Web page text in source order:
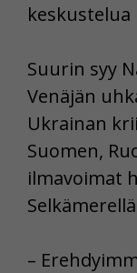
Suurin syy
Venäjän
Ukrainan
Suomen,
ilmavoimat
–